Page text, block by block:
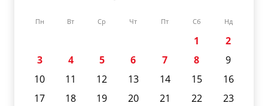
Пн Вт Ср Чт Пт Сб Нд
1
2
3
4 5 6 7 8
9
10
11 12 13 14 15
16
17
18 19 20 21 22
23